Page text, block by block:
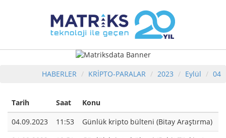
HABERLER KRİPTO-PARALAR 2023 Eylül 04
Tarih Saat
Konu
04.09.2023
11:53
Günlük kripto bülteni (Bitay Araştırma)